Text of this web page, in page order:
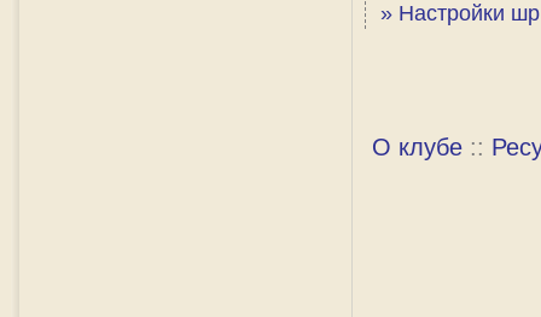
» Настройки
О клубе ::